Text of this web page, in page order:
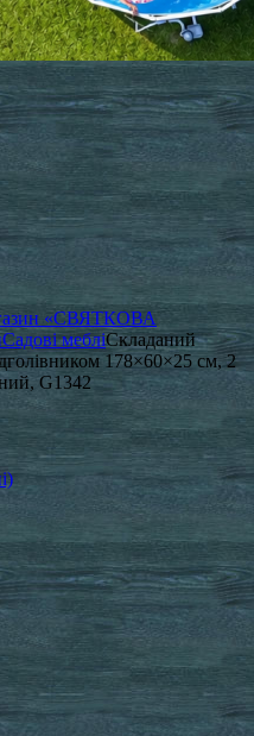
«СВЯТКОВА
Садові мебліСкладаний
178×60×25 см, 2
G1342